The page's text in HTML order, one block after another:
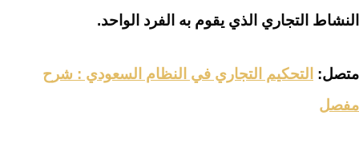
النشاط التجاري الذي يقوم به الفرد الواحد.
متصل: التحكيم التجاري في النظام السعودي : شرح
مفصل